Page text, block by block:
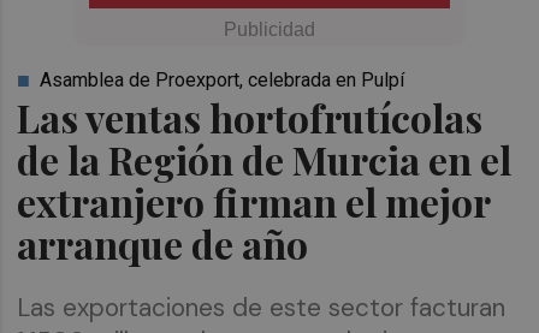
Las ventas hortofrutícolas
de la Región de Murcia en el
extranjero firman el mejor
arranque de año
Asamblea de Proexport, celebrada en Pulpí
Las exportaciones de este sector facturan